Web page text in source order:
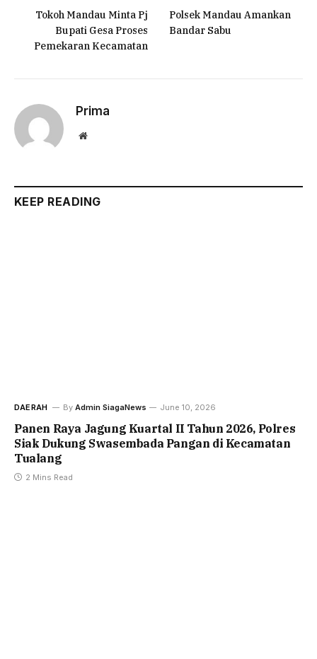
Tokoh Mandau Minta Pj
Bupati Gesa Proses
Pemekaran Kecamatan
Polsek Mandau Amankan
Bandar Sabu
Prima
Website
KEEP READING
DAERAH By Admin SiagaNews June 10, 2026
Panen Raya Jagung Kuartal II Tahun 2026, Polres
Siak Dukung Swasembada Pangan di Kecamatan
Tualang
2 Mins Read